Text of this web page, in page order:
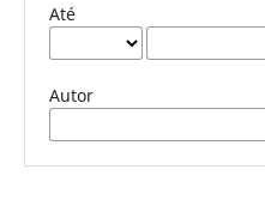
Até
Autor